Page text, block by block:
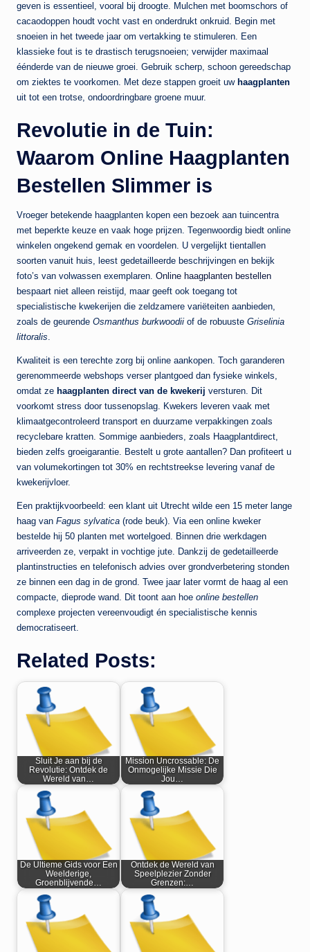
geven is essentieel, vooral bij droogte. Mulchen met boomschors of
cacaodoppen houdt vocht vast en onderdrukt onkruid. Begin met
snoeien in het tweede jaar om vertakking te stimuleren. Een
klassieke fout is te drastisch terugsnoeien; verwijder maximaal
éénderde van de nieuwe groei. Gebruik scherp, schoon gereedschap
om ziektes te voorkomen. Met deze stappen groeit uw haagplanten
uit tot een trotse, ondoordringbare groene muur.
Revolutie in de Tuin:
Waarom Online Haagplanten
Bestellen Slimmer is
Vroeger betekende haagplanten kopen een bezoek aan tuincentra
met beperkte keuze en vaak hoge prijzen. Tegenwoordig biedt online
winkelen ongekend gemak en voordelen. U vergelijkt tientallen
soorten vanuit huis, leest gedetailleerde beschrijvingen en bekijk
foto’s van volwassen exemplaren. Online haagplanten bestellen
bespaart niet alleen reistijd, maar geeft ook toegang tot
specialistische kwekerijen die zeldzamere variëteiten aanbieden,
zoals de geurende Osmanthus burkwoodii of de robuuste Griselinia
littoralis.
Kwaliteit is een terechte zorg bij online aankopen. Toch garanderen
gerenommeerde webshops verser plantgoed dan fysieke winkels,
omdat ze haagplanten direct van de kwekerij versturen. Dit
voorkomt stress door tussenopslag. Kwekers leveren vaak met
klimaatgecontroleerd transport en duurzame verpakkingen zoals
recyclebare kratten. Sommige aanbieders, zoals Haagplantdirect,
bieden zelfs groeigarantie. Bestelt u grote aantallen? Dan profiteert u
van volumekortingen tot 30% en rechtstreekse levering vanaf de
kwekerijvloer.
Een praktijkvoorbeeld: een klant uit Utrecht wilde een 15 meter lange
haag van Fagus sylvatica (rode beuk). Via een online kweker
bestelde hij 50 planten met wortelgoed. Binnen drie werkdagen
arriveerden ze, verpakt in vochtige jute. Dankzij de gedetailleerde
plantinstructies en telefonisch advies over grondverbetering stonden
ze binnen een dag in de grond. Twee jaar later vormt de haag al een
compacte, dieprode wand. Dit toont aan hoe online bestellen
complexe projecten vereenvoudigt én specialistische kennis
democratiseert.
Related Posts:
Sluit Je aan bij de
Revolutie: Ontdek de
Wereld van…
Mission Uncrossable: De
Onmogelijke Missie Die
Jou…
De Ultieme Gids voor Een
Weelderige,
Groenblijvende…
Ontdek de Wereld van
Speelplezier Zonder
Grenzen:…